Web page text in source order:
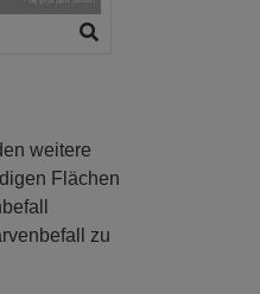
weitere
Flächen
zu